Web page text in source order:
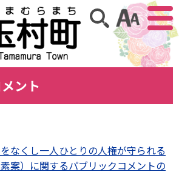
アクセ
サイト内検索
ント
なくし一人ひとりの人権が守られる
案）に関するパブリックコメントの